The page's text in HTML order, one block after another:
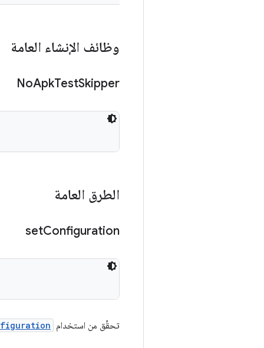
وظائف الإنشاء العامة
NoApkTestSkipper
الطرق العامة
setConfiguration
تحقِّق من استخدام